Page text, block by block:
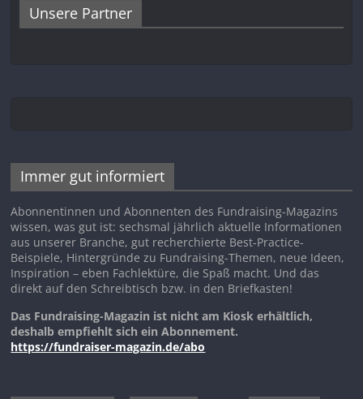
Unsere Partner
Immer gut informiert
Abonnentinnen und Abonnenten des Fundraising-Magazins
wissen, was gut ist: sechsmal jährlich aktuelle Informationen
aus unserer Branche, gut recherchierte Best-Practice-
Beispiele, Hintergründe zu Fundraising-Themen, neue Ideen,
Inspiration – eben Fachlektüre, die Spaß macht. Und das
direkt auf den Schreibtisch bzw. in den Briefkasten!
Das Fundraising-Magazin ist nicht am Kiosk erhältlich,
deshalb empfiehlt sich ein Abonnement.
https://fundraiser-magazin.de/abo